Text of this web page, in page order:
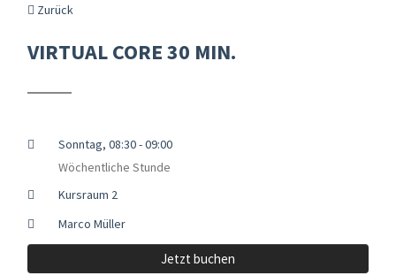
Zurück
VIRTUAL CORE 30 MIN.
Sonntag, 08:30 - 09:00
Wöchentliche Stunde
Kursraum 2
Marco Müller
Jetzt buchen